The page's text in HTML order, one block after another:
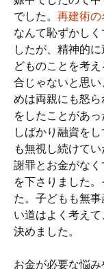
でした。 再建術の
なんて恥ずかし
したが、精神的
どものことを考
合じゃないと思
めは両親にも怒
をしたことがあ
しばかり融資を
も無視し続けて
謝罪とお金がな
を下さりました
た。子どもも無
い道はよく考え
決めました。
お金が必要な悩み